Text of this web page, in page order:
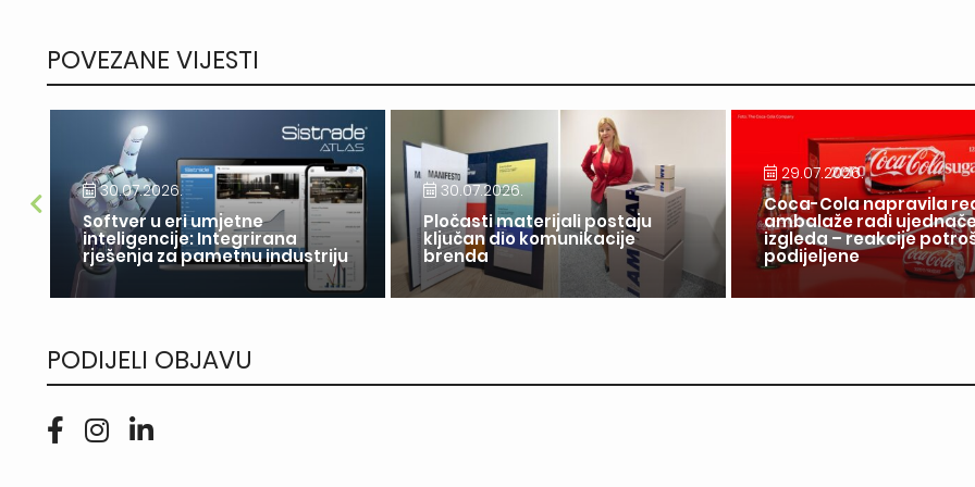
POVEZANE VIJESTI
30.07.2026.
Softver u eri umjetne
inteligencije: Integrirana
rješenja za pametnu industriju
30.07.2026.
Pločasti materijali postaju
ključan dio komunikacije
brenda
29.07.2026.
Coca-Cola napravila
ambalaže radi
izgleda – reakcije
podijeljene
PODIJELI OBJAVU